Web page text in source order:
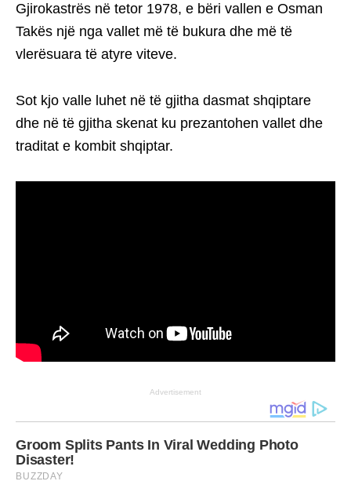
Gjirokastrës në tetor 1978, e bëri vallen e Osman
Takës një nga vallet më të bukura dhe më të
vlerësuara të atyre viteve.
Sot kjo valle luhet në të gjitha dasmat shqiptare
dhe në të gjitha skenat ku prezantohen vallet dhe
traditat e kombit shqiptar.
Advertisement